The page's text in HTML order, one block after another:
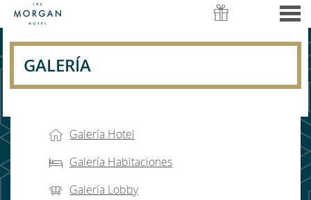
GALERÍA
GALERÍA
Galería Hotel
Galería Habitaciones
Galería Lobby